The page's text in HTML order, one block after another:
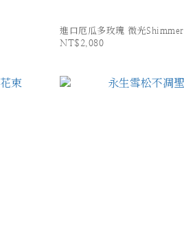
進口厄瓜多玫瑰 微光Shimmer
NT$2,080